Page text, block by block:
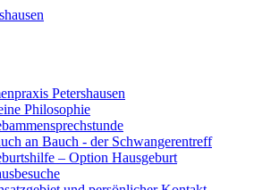
Petershausen
Philosophie
an Bauch - der Schwangerentreff
– Option Hausgeburt